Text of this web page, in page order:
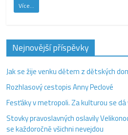
Více...
Nejnovější příspěvky
Jak se žije venku dětem z dětských
Rozhlasový cestopis Anny Peclové
Fesťáky v metropoli. Za kulturou se
Stovky pravoslavných oslavily
se každoročně všichni nevejdou